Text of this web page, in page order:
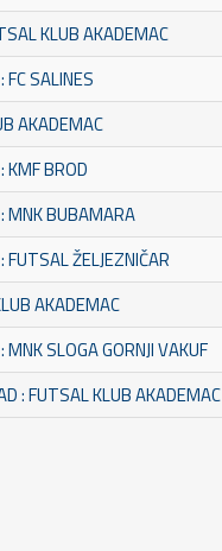
KLUB AKADEMAC
SALINES
AKADEMAC
KMF BROD
MNK BUBAMARA
ŽELJEZNIČAR
AKADEMAC
SLOGA GORNJI VAKUF
: FUTSAL KLUB AKADEMAC